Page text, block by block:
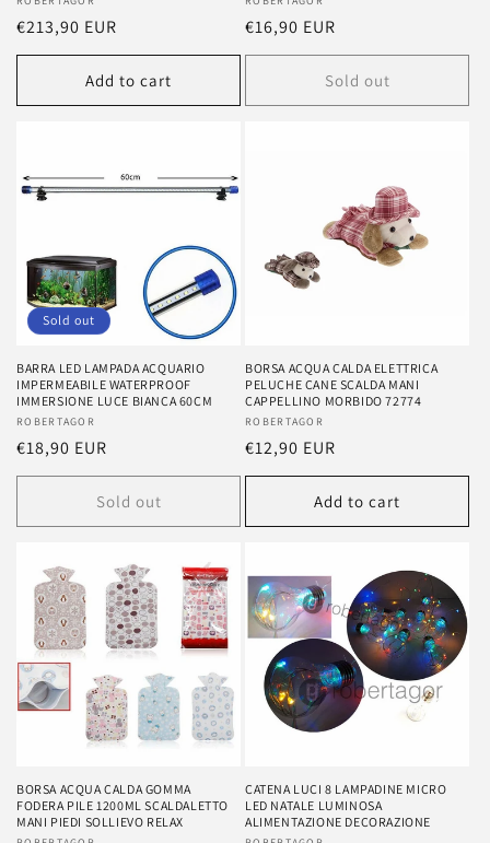
Regular
price
€213,90 EUR
Add to cart
Regular
price
€16,90 EUR
Sold out
Sold out
BARRA LED LAMPADA ACQUARIO
IMPERMEABILE WATERPROOF
IMMERSIONE LUCE BIANCA 60CM
Vendor:
ROBERTAGOR
Regular
price
€18,90 EUR
Sold out
BORSA ACQUA CALDA ELETTRICA
PELUCHE CANE SCALDA MANI
CAPPELLINO MORBIDO 72774
Vendor:
ROBERTAGOR
Regular
price
€12,90 EUR
Add to cart
BORSA ACQUA CALDA GOMMA
FODERA PILE 1200ML SCALDALETTO
MANI PIEDI SOLLIEVO RELAX
CATENA LUCI 8 LAMPADINE MICRO
LED NATALE LUMINOSA
ALIMENTAZIONE DECORAZIONE